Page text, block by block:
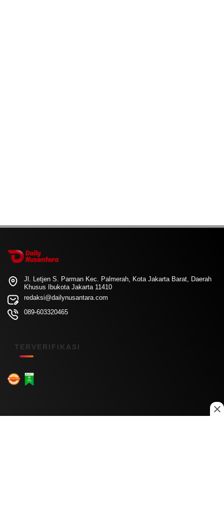
Jl. Letjen S. Parman Kec. Palmerah, Kota Jakarta Barat, Daerah
Khusus Ibukota Jakarta 11410
redaksi@dailynusantara.com
089-603320465
TERVERIFIKASI